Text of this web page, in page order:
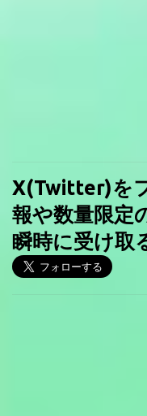
X(Twitter)を
報や数量限定
瞬時に受け取